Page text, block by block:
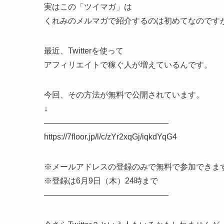
実はこの「ツイマガ」は
くれみのメルマガで紹介するのは初めてなのです
最近、Twitterを使って
アフィリエイトで稼ぐ人が増えているんです。
今回、その方法が無料で公開されています。
↓
———————————————–
https://7floor.jp/l/c/zYr2xqGj/iqkdYqG4
※メールアドレスの登録のみで無料で参加できま
※登録は6月9日（木）24時まで
———————————————–